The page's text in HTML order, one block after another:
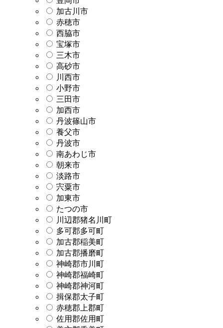
加古川市
赤穂市
西脇市
宝塚市
三木市
高砂市
川西市
小野市
三田市
加西市
丹波篠山市
養父市
丹波市
南あわじ市
朝来市
淡路市
宍粟市
加東市
たつの市
川辺郡猪名川町
多可郡多可町
加古郡稲美町
加古郡播磨町
神崎郡市川町
神崎郡福崎町
神崎郡神河町
揖保郡太子町
赤穂郡上郡町
佐用郡佐用町